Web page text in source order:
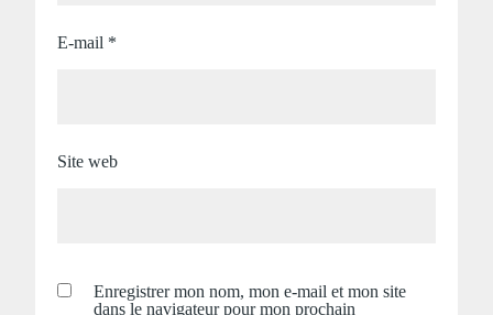
E-mail *
Site web
Enregistrer mon nom, mon e-mail et mon site
dans le navigateur pour mon prochain